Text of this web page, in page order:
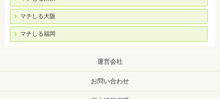
マチしる大阪
マチしる福岡
運営会社
お問い合わせ